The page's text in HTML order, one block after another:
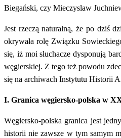
Biegański, czy Mieczyslaw
Jest rzeczą naturalną, że po dziś
okrywała rolę Związku
się, iż moi słuchacze dysponują
węgierskiej. Z tego też powodu
się na archiwach Instytutu Historii
I. Granica węgiersko-polska w
Węgiersko-polska granica jest
historii nie zawsze w tym samym